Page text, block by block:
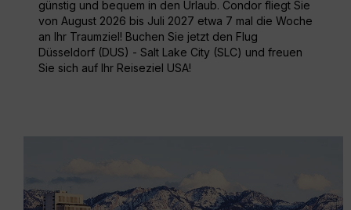
günstig und bequem in den Urlaub. Condor fliegt Sie
von August 2026 bis Juli 2027 etwa 7 mal die Woche
an Ihr Traumziel! Buchen Sie jetzt den Flug
Düsseldorf (DUS) - Salt Lake City (SLC) und freuen
Sie sich auf Ihr Reiseziel USA!